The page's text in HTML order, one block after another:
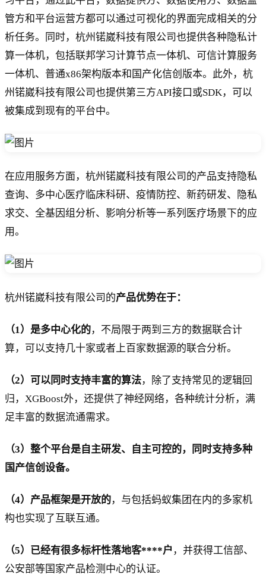
管方和平台运营方都可以通过可视化的界面完成相关的分
析任务。同时，杭州锘崴科技有限公司也提供各种隐私计
算一体机，包括联邦学习计算节点一体机、可信计算服务
一体机、普通x86架构版本和国产化信创版本。此外，杭
州锘崴科技有限公司也提供第三方API接口或SDK，可以
被集成到现有的平台中。
在应用服务方面，杭州锘崴科技有限公司的产品支持隐私
查询、多中心医疗临床科研、疫情防控、新药研发、隐私
求交、全基因组分析、影响分析等一系列医疗场景下的应
用。
杭州锘崴科技有限公司的产品优势在于：
（1）是多中心化的，不局限于两到三方的数据联合计
算，可以支持几十家或者上百家数据源的联合分析。
（2）可以同时支持丰富的算法，除了支持常见的逻辑回
归，XGBoost外，还提供了神经网络，各种统计分析，满
足丰富的数据流通需求。
（3）整个平台是自主研发、自主可控的，同时支持多种
国产信创设备。
（4）产品框架是开放的，与包括蚂蚁集团在内的多家机
构也实现了互联互通。
（5）已经有很多标杆性落地客****户 ，并获得工信部、
公安部等国家产品检测中心的认证。